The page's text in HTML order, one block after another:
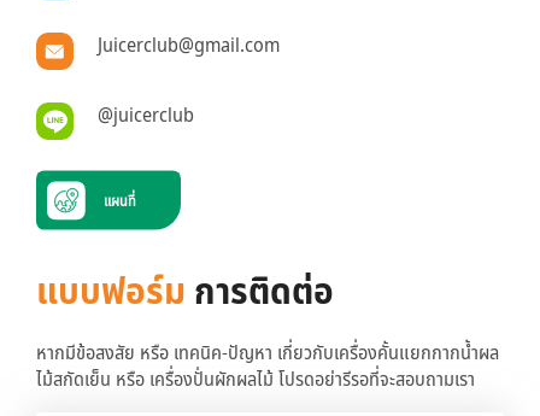
Juicerclub@gmail.com
@juicerclub
แผนที่
แบบฟอร์มการติดต่อ
หากมีข้อสงสัย หรือ เทคนิค-ปัญหา เกี่ยวกับเครื่องคั้นแยกกากน้ำผล
ไม้สกัดเย็น หรือ เครื่องปั่นผักผลไม้ โปรดอย่ารีรอที่จะสอบถามเรา